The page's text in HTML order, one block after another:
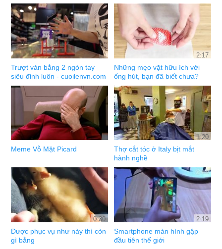
Trượt ván bằng 2 ngón tay
siêu đỉnh luôn - cuoilenvn.com
2:17
Những mẹo vặt hữu ích với
ống hút, bạn đã biết chưa?
Meme Vỗ Mặt Picard
1:20
Thợ cắt tóc ở Italy bịt mắt
hành nghề
0:30
Được phục vụ như này thì còn
gì bằng
2:19
Smartphone màn hình gập
đầu tiên thế giới